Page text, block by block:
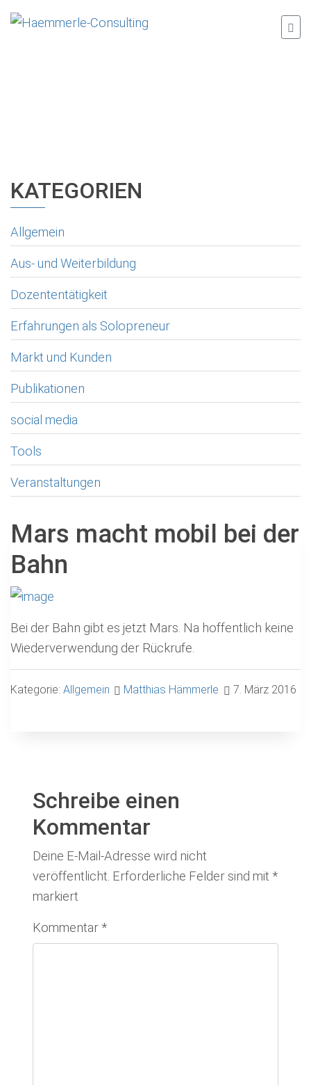
KATEGORIEN
Allgemein
Aus- und Weiterbildung
Dozententätigkeit
Erfahrungen als Solopreneur
Markt und Kunden
Publikationen
social media
Tools
Veranstaltungen
Mars macht mobil bei der
Bahn
Bei der Bahn gibt es jetzt Mars. Na hoffentlich keine
Wiederverwendung der Rückrufe.
Kategorie: Allgemein Matthias Hämmerle 7. März 2016
Schreibe einen
Kommentar
Deine E-Mail-Adresse wird nicht
veröffentlicht. Erforderliche Felder sind mit *
markiert
Kommentar*